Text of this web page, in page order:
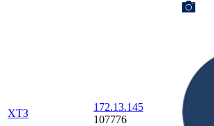
ХТЗ
172.13.145
107776